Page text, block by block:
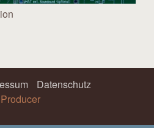
Datenschutz